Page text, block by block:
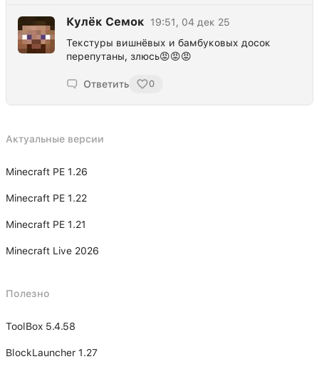
Кулёк Семок
19:51, 04 дек 25
Текстуры вишнёвых и бамбуковых досок
перепутаны, злюсь😡😡😡
Ответить 0
Актуальные версии
Minecraft PE 1.26
Minecraft PE 1.22
Minecraft PE 1.21
Minecraft Live 2026
Полезно
ToolBox 5.4.58
BlockLauncher 1.27